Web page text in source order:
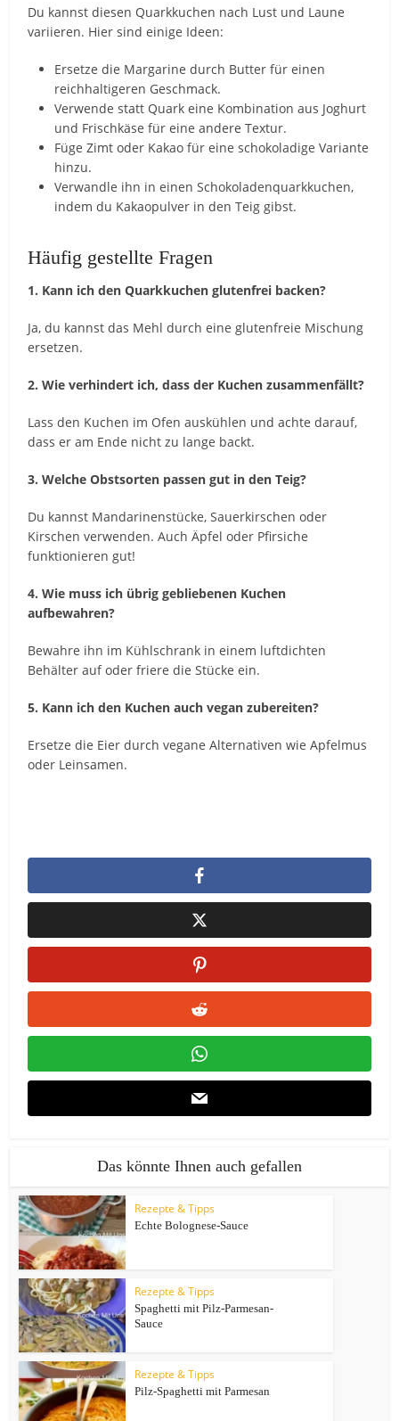
Du kannst diesen Quarkkuchen nach Lust und Laune
variieren. Hier sind einige Ideen:
Ersetze die Margarine durch Butter für einen
reichhaltigeren Geschmack.
Verwende statt Quark eine Kombination aus Joghurt
und Frischkäse für eine andere Textur.
Füge Zimt oder Kakao für eine schokoladige Variante
hinzu.
Verwandle ihn in einen Schokoladenquarkkuchen,
indem du Kakaopulver in den Teig gibst.
Häufig gestellte Fragen
1. Kann ich den Quarkkuchen glutenfrei backen?
Ja, du kannst das Mehl durch eine glutenfreie Mischung
ersetzen.
2. Wie verhindert ich, dass der Kuchen zusammenfällt?
Lass den Kuchen im Ofen auskühlen und achte darauf,
dass er am Ende nicht zu lange backt.
3. Welche Obstsorten passen gut in den Teig?
Du kannst Mandarinenstücke, Sauerkirschen oder
Kirschen verwenden. Auch Äpfel oder Pfirsiche
funktionieren gut!
4. Wie muss ich übrig gebliebenen Kuchen
aufbewahren?
Bewahre ihn im Kühlschrank in einem luftdichten
Behälter auf oder friere die Stücke ein.
5. Kann ich den Kuchen auch vegan zubereiten?
Ersetze die Eier durch vegane Alternativen wie Apfelmus
oder Leinsamen.
Das könnte Ihnen auch gefallen
Rezepte & Tipps
Echte Bolognese-Sauce
Rezepte & Tipps
Spaghetti mit Pilz-Parmesan-
Sauce
Rezepte & Tipps
Pilz-Spaghetti mit Parmesan